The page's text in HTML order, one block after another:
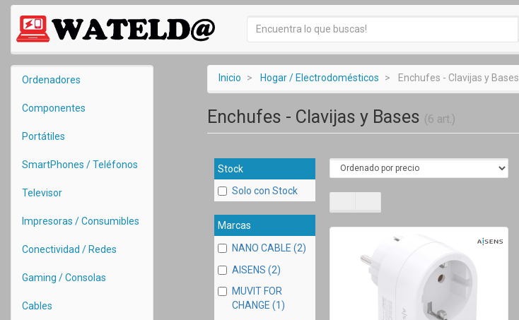
Ordenadores
Componentes
Portátiles
SmartPhones / Teléfonos
Televisor
Impresoras / Consumibles
Conectividad / Redes
Gaming / Consolas
Cables
Inicio Hogar / Electrodomésticos Enchufes - Clavijas y Bases
Enchufes - Clavijas y Bases (6 art.)
Stock
Solo con Stock
Marcas
NANO CABLE (2)
AISENS (2)
MUVIT FOR
CHANGE (1)